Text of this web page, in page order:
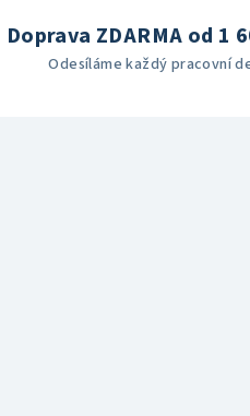
Doprava ZDARMA od 1
Odesíláme každý pracovní